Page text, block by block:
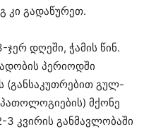
კი გადაწურეთ.
დღეში, ჭამის წინ.
პერიოდში
(განსაკუთრებით გულ-
მქონე
3 კვირის განმავლობაში